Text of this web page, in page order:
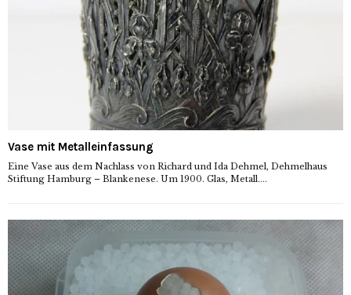
Vase mit Metalleinfassung
Eine Vase aus dem Nachlass von Richard und Ida Dehmel, Dehmelhaus
Stiftung Hamburg – Blankenese. Um 1900. Glas, Metall....